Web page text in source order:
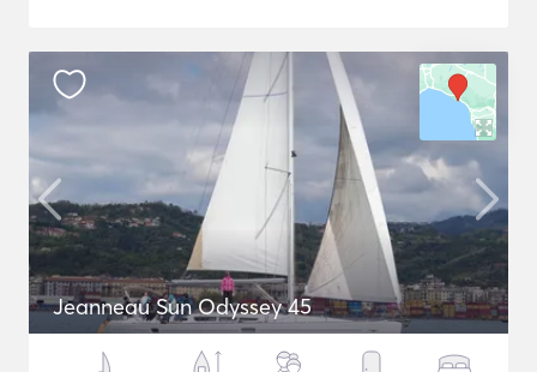
Jeanneau Sun Odyssey 45